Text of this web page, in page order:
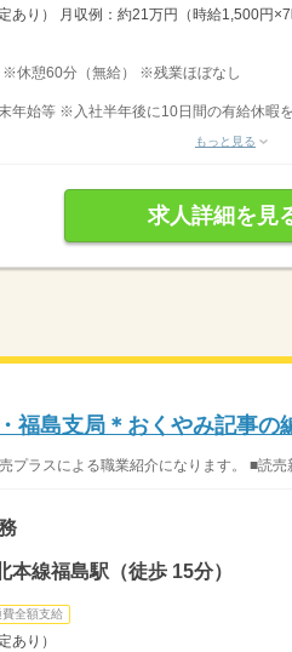
あり） 月収例：約21万円（時給1,500円×7
休憩60分（無給） ※残業ほぼなし
年始等 ※入社半年後に10日間の有給休暇
もっと見る
求人詳細を見
福島支局＊おくやみ記事の
プラスによる職業紹介になります。 ■読
本線福島駅（徒歩 15分）
費全額支給
あり）